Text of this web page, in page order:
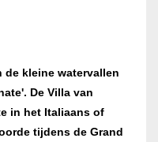
de kleine watervallen
De Villa van
in het Italiaans of
tijdens de Grand